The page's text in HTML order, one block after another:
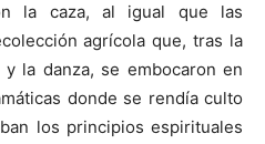
la caza, al igual que las
agrícola que, tras la
la danza, se embocaron en
donde se rendía culto
los principios espirituales